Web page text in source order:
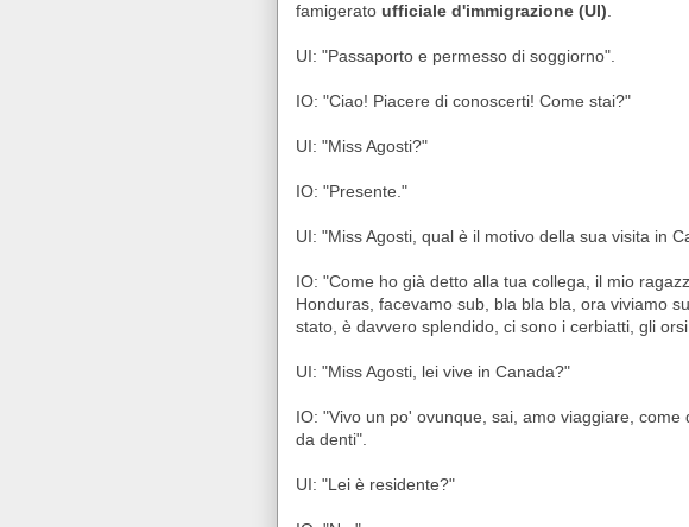
famigerato ufficiale d'immigrazione (UI)
UI: "Passaporto e permesso di soggiorno".
IO: "Ciao! Piacere di conoscerti! Come stai?"
UI: "Miss Agosti?"
IO: "Presente."
UI: "Miss Agosti, qual è il motivo della sua visita in
IO: "Come ho già detto alla tua collega, il mio
Honduras, facevamo sub, bla bla bla, ora viviamo
stato, è davvero splendido, ci sono i cerbiatti, gli
UI: "Miss Agosti, lei vive in Canada?"
IO: "Vivo un po' ovunque, sai, amo viaggiare,
da denti".
UI: "Lei è residente?"